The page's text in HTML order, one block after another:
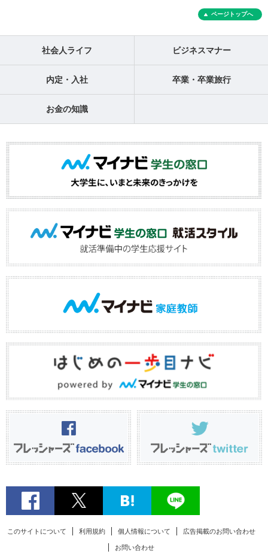
ページトップへ
社会人ライフ ビジネスマナー
内定・入社 卒業・卒業旅行
お金の知識
このサイトについて 利用規約 個人情報について 広告掲載のお問い合わせ
お問い合わせ